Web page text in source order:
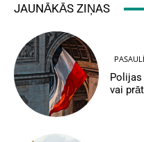
JAUNĀKĀS ZIŅAS
vai